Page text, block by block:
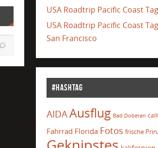
USA Roadtrip Pacific Coast
USA Roadtrip Pacific Coast
San Francisco
#Hashtag
AIDAAusflug Bad Doberan
Fahrrad Florida Fotos frische